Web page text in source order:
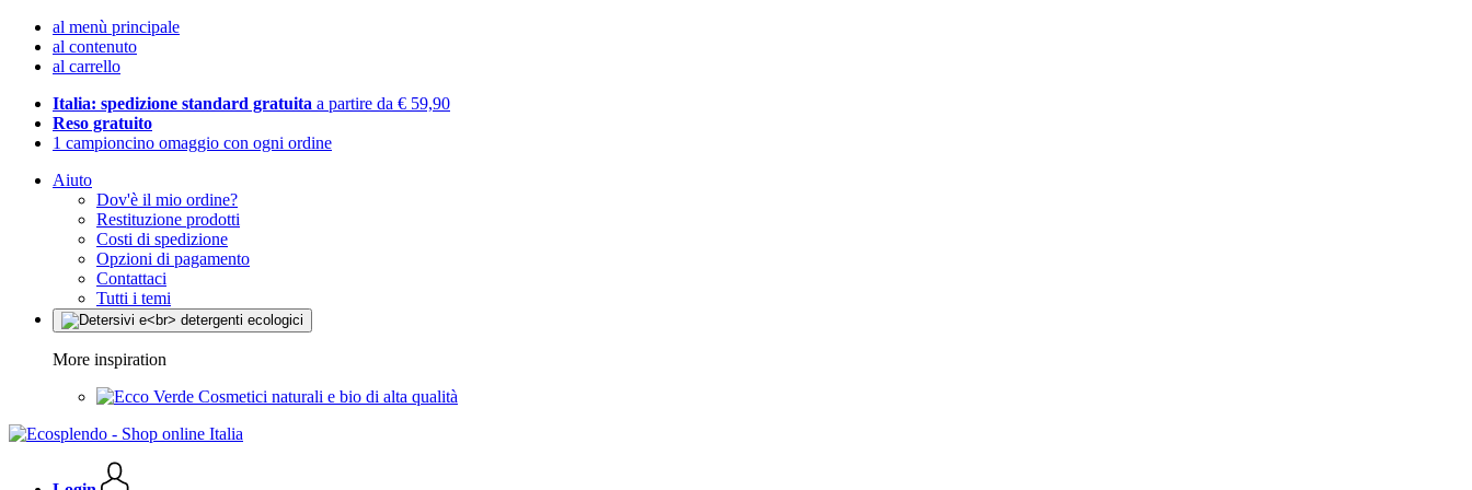
al menù principale
al contenuto
al carrello
Italia: spedizione standard gratuita a partire da € 59,90
Reso gratuito
1 campioncino omaggio con ogni ordine
Aiuto
Dov'è il mio ordine?
Restituzione prodotti
Costi di spedizione
Opzioni di pagamento
Contattaci
Tutti i temi
More inspiration
Cosmetici naturali e bio di alta qualità